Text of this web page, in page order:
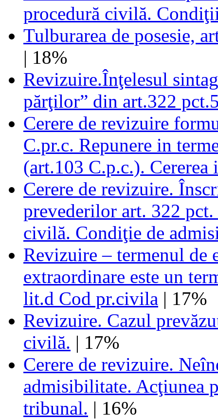
procedură civilă.
Tulburarea de posesie,
| 18%
Revizuire.Înţelesul
părţilor” din art.322
Cerere de revizuire
C.pr.c. Repunere in
(art.103 C.p.c.).
Cerere de revizuire.
prevederilor art. 322
civilă. Condiţie de
Revizuire – termenul de
extraordinare este un
lit.d Cod pr.civila | 17%
Revizuire. Cazul
civilă. | 17%
Cerere de revizuire.
admisibilitate. Acţiunea
tribunal. | 16%